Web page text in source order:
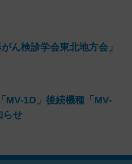
ん検診学会東北地方会」
MV-1D」後続機種「MV-
らせ